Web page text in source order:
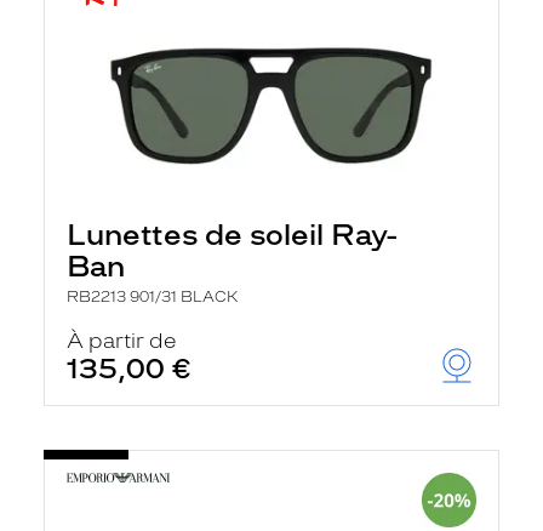
Lunettes de soleil Ray-
Ban
RB2213 901/31 BLACK
À partir de
135,00 €